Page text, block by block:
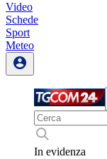
Video
Schede
Sport
Meteo
In evidenza